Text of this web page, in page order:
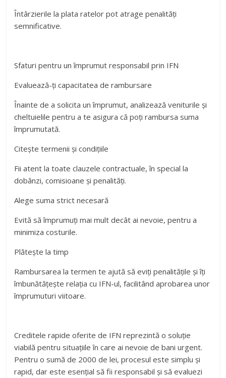
Întârzierile la plata ratelor pot atrage penalități
semnificative.
Sfaturi pentru un împrumut responsabil prin IFN
Evaluează-ți capacitatea de rambursare
Înainte de a solicita un împrumut, analizează veniturile și
cheltuielile pentru a te asigura că poți rambursa suma
împrumutată.
Citește termenii și condițiile
Fii atent la toate clauzele contractuale, în special la
dobânzi, comisioane și penalități.
Alege suma strict necesară
Evită să împrumuți mai mult decât ai nevoie, pentru a
minimiza costurile.
Plătește la timp
Rambursarea la termen te ajută să eviți penalitățile și îți
îmbunătățește relația cu IFN-ul, facilitând aprobarea unor
împrumuturi viitoare.
Creditele rapide oferite de IFN reprezintă o soluție
viabilă pentru situațiile în care ai nevoie de bani urgent.
Pentru o sumă de 2000 de lei, procesul este simplu și
rapid, dar este esențial să fii responsabil și să evaluezi